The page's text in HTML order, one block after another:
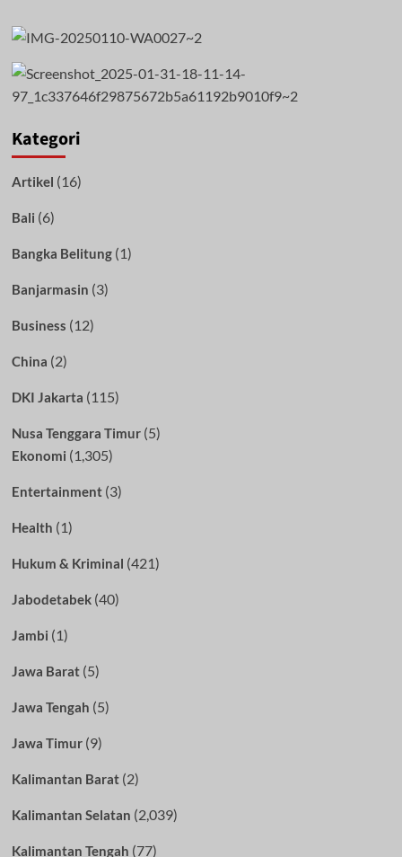
Kategori
Artikel (16)
Bali (6)
Bangka Belitung(1)
Banjarmasin (3)
Business (12)
China (2)
DKI Jakarta (115)
Nusa Tenggara Timur(5)
Ekonomi (1,305)
Entertainment(3)
Health (1)
Hukum & Kriminal (421)
Jabodetabek(40)
Jambi (1)
Jawa Barat(5)
Jawa Tengah (5)
Jawa Timur(9)
Kalimantan Barat(2)
Kalimantan Selatan (2,039)
Kalimantan Tengah (77)